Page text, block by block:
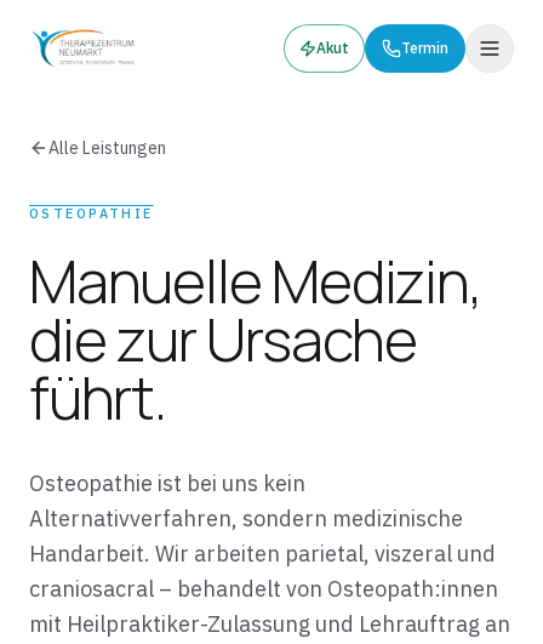
Akut Termin
Alle Leistungen
OSTEOPATHIE
Manuelle Medizin,
die zur Ursache
führt.
Osteopathie ist bei uns kein
Alternativverfahren, sondern medizinische
Handarbeit. Wir arbeiten parietal, viszeral und
craniosacral – behandelt von Osteopath:innen
mit Heilpraktiker-Zulassung und Lehrauftrag an